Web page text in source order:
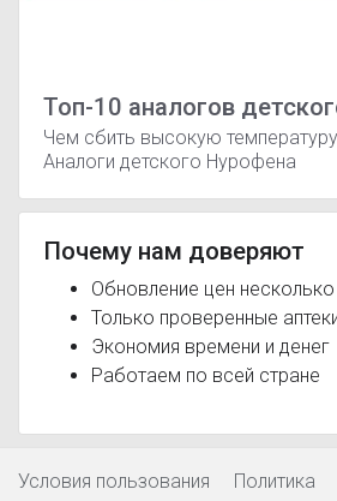
Топ-10 аналогов
Чем сбить высокую
Аналоги детского Нурофена
Почему нам доверяют
Обновление цен
Только проверенные
Экономия времени и денег
Работаем по всей стране
Условия пользования
Политика